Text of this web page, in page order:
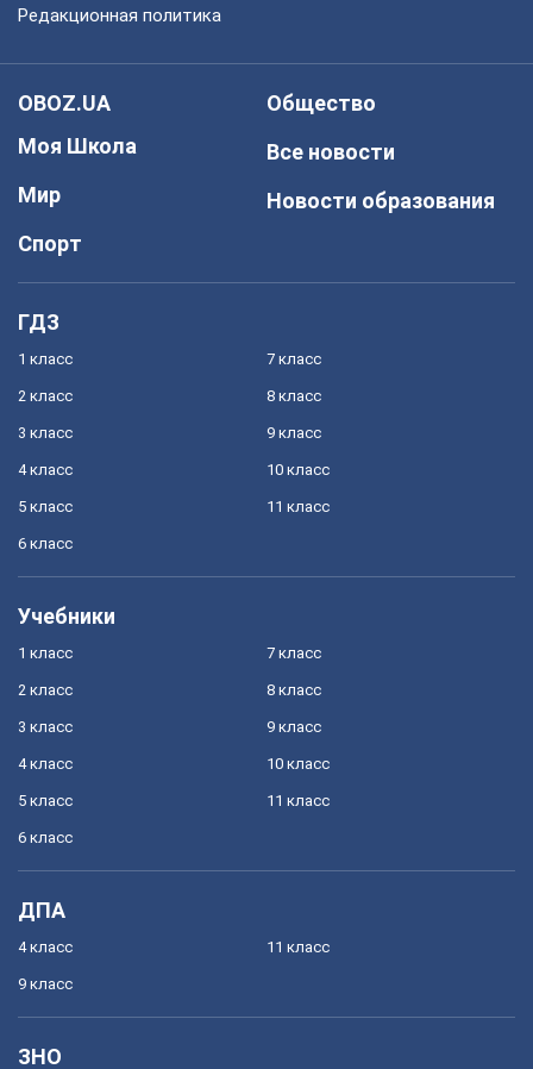
Редакционная политика
OBOZ.UA
Моя Школа
Мир
Спорт
Общество
Все новости
Новости образования
ГДЗ
1 класс
2 класс
3 класс
4 класс
5 класс
6 класс
7 класс
8 класс
9 класс
10 класс
11 класс
Учебники
1 класс
2 класс
3 класс
4 класс
5 класс
6 класс
7 класс
8 класс
9 класс
10 класс
11 класс
ДПА
4 класс
9 класс
11 класс
ЗНО